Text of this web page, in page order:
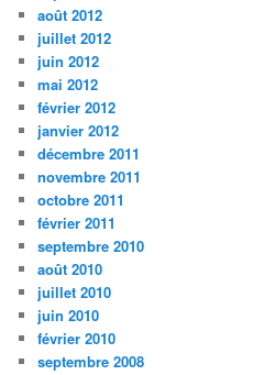
août 2012
juillet 2012
juin 2012
mai 2012
février 2012
janvier 2012
décembre 2011
novembre 2011
octobre 2011
février 2011
septembre 2010
août 2010
juillet 2010
juin 2010
février 2010
septembre 2008